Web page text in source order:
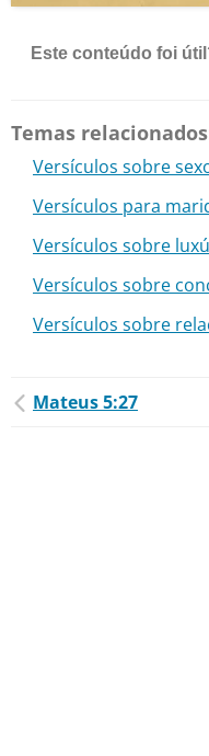
Este conteúdo foi
Temas
Versículos sobre
Versículos para
Versículos sobre
Versículos sobre
Versículos sobre
Mateus 5:27